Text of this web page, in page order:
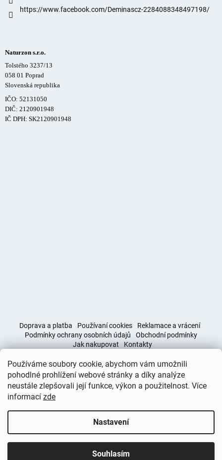
Používáme soubory cookie, abychom vám umožnili
pohodlné prohlížení webové stránky a díky analýze
neustále zlepšovali její funkce, výkon a použitelnost. Více
informací zde
Nastavení
Souhlasím
https://www.facebook.com/Deminascz-2284088348497198/
Naturzon s.r.o.
Tolstého 3237/13
058 01 Poprad
Slovenská republika
IČO: 52131050
DIČ: 2120901948
IČ DPH: SK2120901948
Doprava a platba Používaní cookies
Reklamace a vrácení
Podmínky ochrany osobních údajů
Obchodní podmínky
Jak nakupovat
Kontakty
Obchodní podmínky Doprava a platba